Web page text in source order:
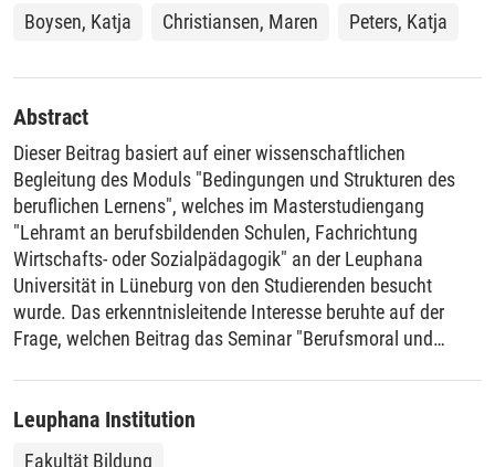
Boysen, Katja Christiansen, Maren Peters, Katja
Abstract
Dieser Beitrag basiert auf einer wissenschaftlichen
Begleitung des Moduls "Bedingungen und Strukturen des
beruflichen Lernens", welches im Masterstudiengang
"Lehramt an berufsbildenden Schulen, Fachrichtung
Wirtschafts- oder Sozialpädagogik" an der Leuphana
Universität in Lüneburg von den Studierenden besucht
wurde. Das erkenntnisleitende Interesse beruhte auf der
Frage, welchen Beitrag das Seminar "Berufsmoral und
Fragestellung wurde mit Hilfe von Seminardokumentationen
Leuphana Institution
Fakultät Bildung